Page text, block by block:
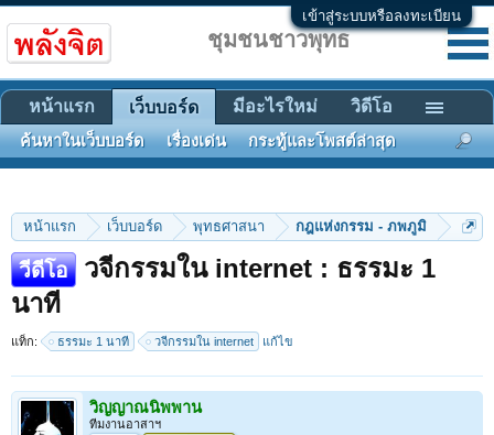
เข้าสู่ระบบหรือลงทะเบียน
หน้าแรก เว็บบอร์ด พุทธศาสนา กฎแห่งกรรม - ภพภูมิ
วีดีโอ
วจีกรรมใน internet : ธรรมะ 1
นาที
แท็ก: ธรรมะ 1 นาที วจีกรรมใน internet แก้ไข
วิญญาณนิพพาน
ทีมงานอาสาฯ
ชุมชนชาวพุทธ
หน้าแรก เว็บบอร์ด
ค้นหาในเว็บบอร์ด เรื่องเด่น กระทู้และโพสต์ล่าสุด
มีอะไรใหม่ วิดีโอ